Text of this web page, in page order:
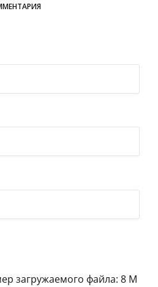
загружаемого файла: 8 М